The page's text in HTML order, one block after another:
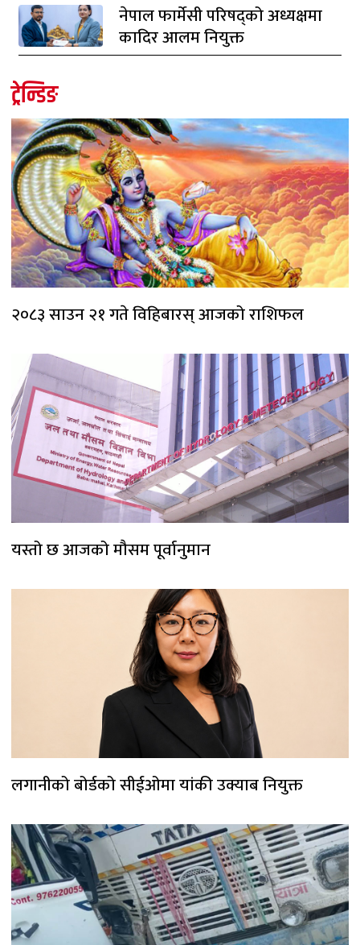
नेपाल फार्मेसी परिषद्को अध्यक्षमा
कादिर आलम नियुक्त
ट्रेन्डिङ
२०८३ साउन २१ गते विहिबारस् आजको राशिफल
यस्तो छ आजको मौसम पूर्वानुमान
लगानीको बोर्डको सीईओमा यांकी उक्याब नियुक्त